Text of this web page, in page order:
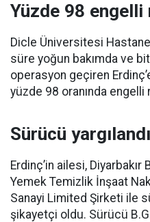
Yüzde 98
Dicle Üniversitesi
süre yoğun bakımda ve
operasyon geçiren
yüzde 98 oranında engelli
Sürücü yargılandı
Erdinç’in ailesi,
Yemek Temizlik İnşaat
Sanayi Limited Şirketi ile
şikayetçi oldu. Sürücü